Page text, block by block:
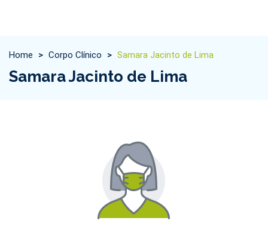
Home > Corpo Clínico > Samara Jacinto de Lima
Samara Jacinto de Lima